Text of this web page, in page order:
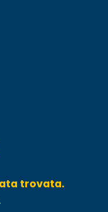
trovata.